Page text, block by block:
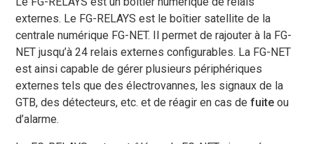
externes. Le FG-RELAYS est le boîtier satellite de la
centrale numérique FG-NET. Il permet de rajouter à la FG-
NET jusqu’à 24 relais externes configurables. La FG-NET
est ainsi capable de gérer plusieurs périphériques
externes tels que des électrovannes, les signaux de la
GTB, des détecteurs, etc. et de réagir en cas defuite ou
d’alarme.